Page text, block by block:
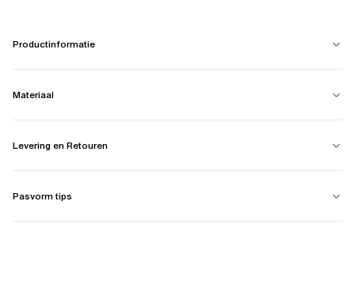
Productinformatie
Materiaal
Levering en Retouren
Pasvorm tips